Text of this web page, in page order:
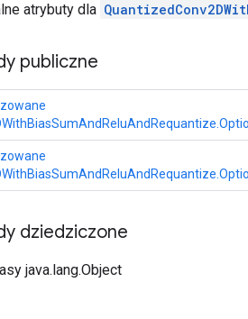
atrybuty dla
publiczne
dziedziczone
java.lang.Object